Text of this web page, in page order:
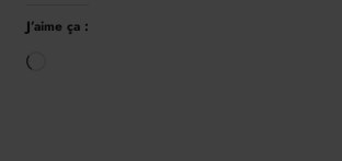
J’aime ça :